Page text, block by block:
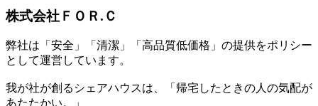
株式会社ＦＯＲ.Ｃ
弊社は「安全」「清潔」「高品質低価格」の提供をポリシー
として運営しています。
我が社が創るシェアハウスは、「帰宅したときの人の気配が
あたたかい。」